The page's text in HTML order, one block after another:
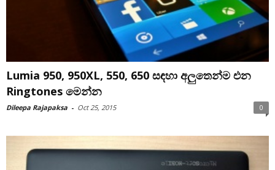
Lumia 950, 950XL, 550, 650 සඳහා අලුතෙන්ම එන
Ringtones මෙන්න
Dileepa Rajapaksa - Oct 25, 2015 0